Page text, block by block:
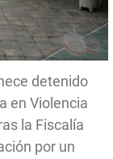
detenido
en Violencia
la Fiscalía
por un